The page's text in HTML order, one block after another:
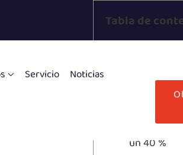
Servicio
Noticias
Tabla de
originales de
Cómo los
un 40 %